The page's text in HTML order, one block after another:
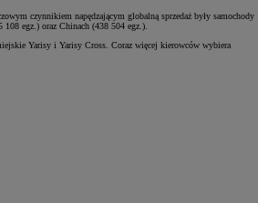
czynnikiem napędzającym globalną sprzedaż były samochody
egz.) oraz Chinach (438 504 egz.).
Yarisy i Yarisy Cross. Coraz więcej kierowców wybiera